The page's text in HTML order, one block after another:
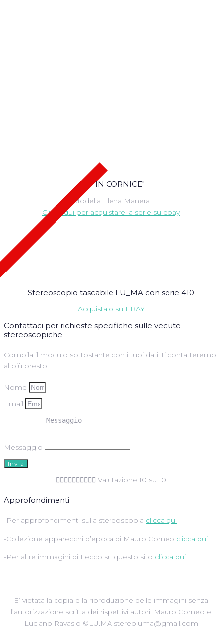
410 "IN CORNICE"
Modella Elena Manera
Clicca qui per acquistare la serie su ebay
Stereoscopio tascabile LU_MA con serie 410
Acquistalo su EBAY
Contattaci per richieste specifiche sulle vedute
stereoscopiche
Compila il modulo sottostante con i tuoi dati, ti contatteremo
al più presto.
Nome
Email
Messaggio
Invia
 Valutazione 10 su 10
Approfondimenti
-Per approfondimenti sulla stereoscopia clicca qui
-Collezione apparecchi d’epoca di Mauro Corneo clicca qui
-Per altre immagini di Lecco su questo sito clicca qui
E’ vietata la copia e la riproduzione delle immagini senza
l’autorizzazione scritta dei rispettivi autori, Mauro Corneo e
Luciano Ravasio ©LU.MA stereoluma@gmail.com